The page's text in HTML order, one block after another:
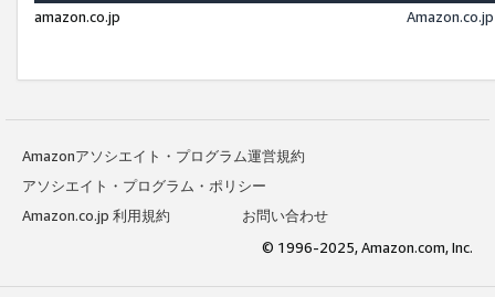
amazon.co.jp
Amazonアソシエイト・プログラム運営規約
アソシエイト・プログラム・ポリシー
Amazon.co.jp 利用規約
お問い合わせ
© 1996-2025, Amazon.com, Inc.